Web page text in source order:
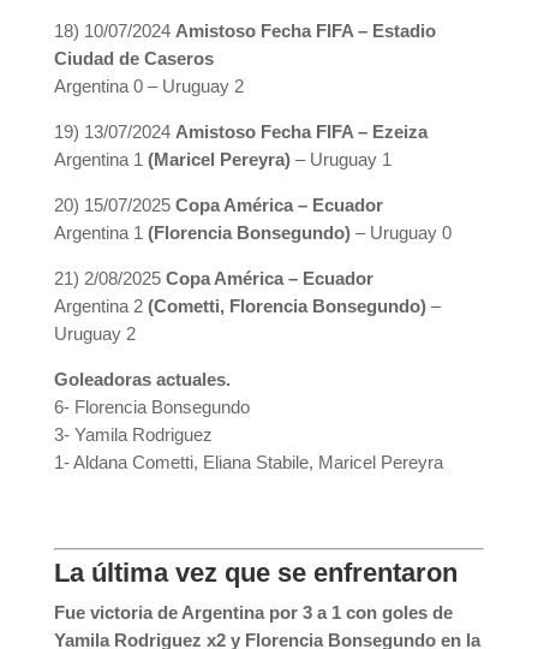
18) 10/07/2024 Amistoso Fecha FIFA – Estadio
Ciudad de Caseros
Argentina 0 – Uruguay 2
19) 13/07/2024 Amistoso Fecha FIFA – Ezeiza
Argentina 1 (Maricel Pereyra)– Uruguay 1
20) 15/07/2025Copa América – Ecuador
Argentina 1 (Florencia Bonsegundo)– Uruguay 0
21) 2/08/2025Copa América – Ecuador
Argentina 2 (Cometti, Florencia Bonsegundo)–
Uruguay 2
Goleadoras actuales.
6- Florencia Bonsegundo
3- Yamila Rodriguez
1- Aldana Cometti, Eliana Stabile, Maricel Pereyra
La última vez que se enfrentaron
Fue victoria de Argentina por 3 a 1 con goles de
Yamila Rodriguez x2 y Florencia Bonsegundo en la